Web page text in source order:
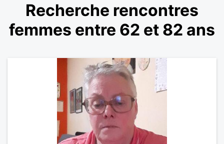
Recherche rencontres
femmes entre 62 et 82 ans